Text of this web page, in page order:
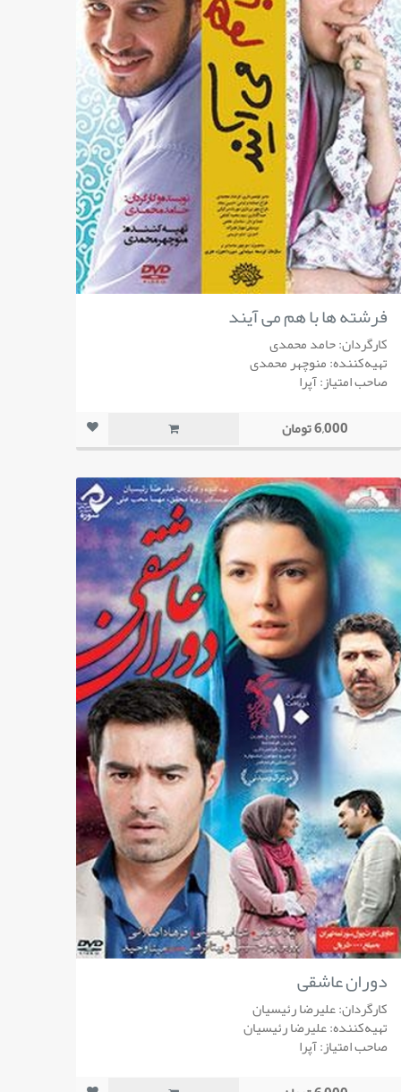
فرشته ها با هم می آیند
کارگردان: حامد محمدی
تهیه‌کننده: منوچهر محمدی
صاحب امتیاز: آپرا
6,000 تومان
دوران عاشقی
کارگردان: علیرضا رئیسیان
تهیه‌کننده: علیرضا رئیسیان
صاحب امتیاز: آپرا